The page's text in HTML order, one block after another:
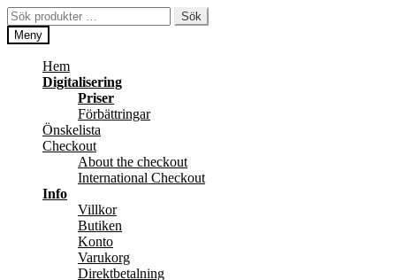
Hoppa
till
navigering
Hoppa
till
innehåll
Sök
efter:
Sök
Meny
Hem
Digitalisering
Priser
Förbättringar
Önskelista
Checkout
About the checkout
International Checkout
Info
Villkor
Butiken
Konto
Varukorg
Direktbetalning